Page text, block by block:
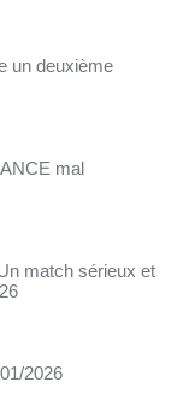
un deuxième
mal
match sérieux et
2026